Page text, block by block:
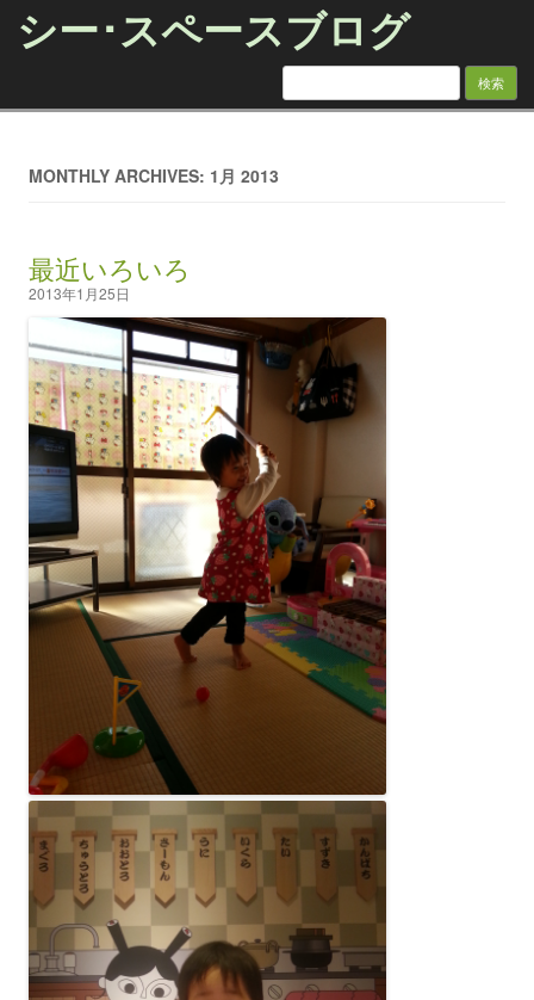
シー･スペースブログ
検索:
MONTHLY ARCHIVES: 1月 2013
最近いろいろ
2013年1月25日